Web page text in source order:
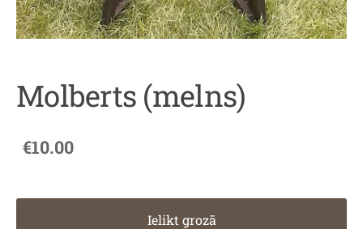
Molberts (melns)
€10.00
Ielikt grozā